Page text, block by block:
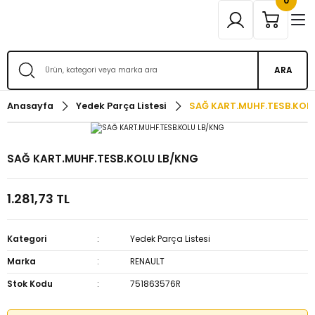
ARA
Anasayfa Yedek Parça Listesi SAĞ
SAĞ KART.MUHF.TESB.KOLU LB/KNG
1.281,73 TL
Kategori
Yedek Parça Listesi
Marka
RENAULT
Stok Kodu
751863576R